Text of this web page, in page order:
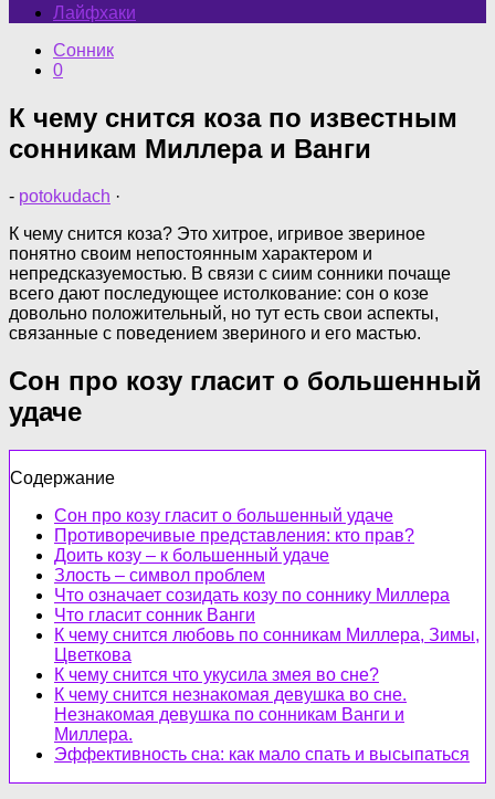
Лайфхаки
Сонник
0
К чему снится коза по известным
сонникам Миллера и Ванги
- potokudach ·
К чему снится коза? Это хитрое, игривое звериное
понятно своим непостоянным характером и
непредсказуемостью. В связи с сиим сонники почаще
всего дают последующее истолкование: сон о козе
довольно положительный, но тут есть свои аспекты,
связанные с поведением звериного и его мастью.
Сон про козу гласит о большенный
удаче
Содержание
Сон про козу гласит о большенный удаче
Противоречивые представления: кто прав?
Доить козу – к большенный удаче
Злость – символ проблем
Что означает созидать козу по соннику Миллера
Что гласит сонник Ванги
К чему снится любовь по сонникам Миллера, Зимы,
Цветкова
К чему снится что укусила змея во сне?
К чему снится незнакомая девушка во сне.
Незнакомая девушка по сонникам Ванги и
Миллера.
Эффективность сна: как мало спать и высыпаться